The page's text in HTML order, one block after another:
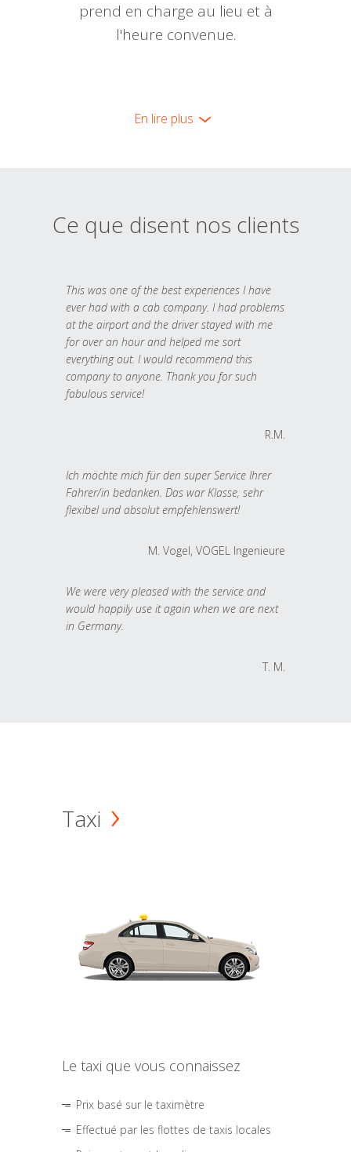
prend en charge au lieu et à
l'heure convenue.
En lire plus
Ce que disent nos clients
This was one of the best experiences I have
ever had with a cab company. I had problems
at the airport and the driver stayed with me
for over an hour and helped me sort
everything out. I would recommend this
company to anyone. Thank you for such
fabulous service!
R.M.
Ich möchte mich für den super Service Ihrer
Fahrer/in bedanken. Das war Klasse, sehr
flexibel und absolut empfehlenswert!
M. Vogel, VOGEL Ingenieure
We were very pleased with the service and
would happily use it again when we are next
in Germany.
T. M.
Taxi
Le taxi que vous connaissez
Prix basé sur le taximètre
Effectué par les flottes de taxis locales